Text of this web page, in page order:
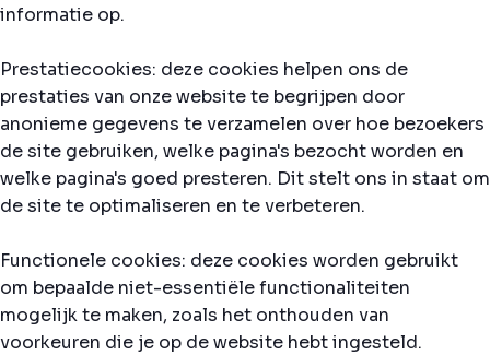
informatie op.
Prestatiecookies: deze cookies helpen ons de
prestaties van onze website te begrijpen door
anonieme gegevens te verzamelen over hoe bezoekers
de site gebruiken, welke pagina's bezocht worden en
welke pagina's goed presteren. Dit stelt ons in staat om
de site te optimaliseren en te verbeteren.
Functionele cookies: deze cookies worden gebruikt
om bepaalde niet-essentiële functionaliteiten
mogelijk te maken, zoals het onthouden van
voorkeuren die je op de website hebt ingesteld.